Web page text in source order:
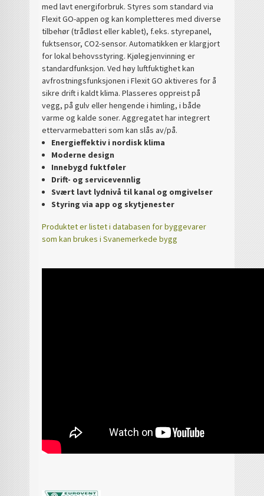
med lavt energiforbruk. Styres som standard via
Flexit GO-appen og kan kompletteres med diverse
tilbehør (trådløst eller kablet), f.eks. styrepanel,
fuktsensor, CO2-sensor. Automatikken er klargjort
for lokal behovsstyring. Kjølegjenvinning er
standardfunksjon. Ved høy luftfuktighet kan
avfrostningsfunksjonen i Flexit GO aktiveres for å
sikre drift i kaldt klima. Plasseres oppreist på
vegg, på gulv eller hengende i himling, i både
varme og kalde soner. Aggregatet har integrert
ettervarmebatteri som kan slås av/på.
Energieffektiv i nordisk klima
Moderne design
Innebygd fuktføler
Drift- og servicevennlig
Svært lavt lydnivå til kanal og omgivelser
Styring via app og skytjenester
Produktet er listet i databasen for byggevarer
som kan brukes i Svanemerkede bygg